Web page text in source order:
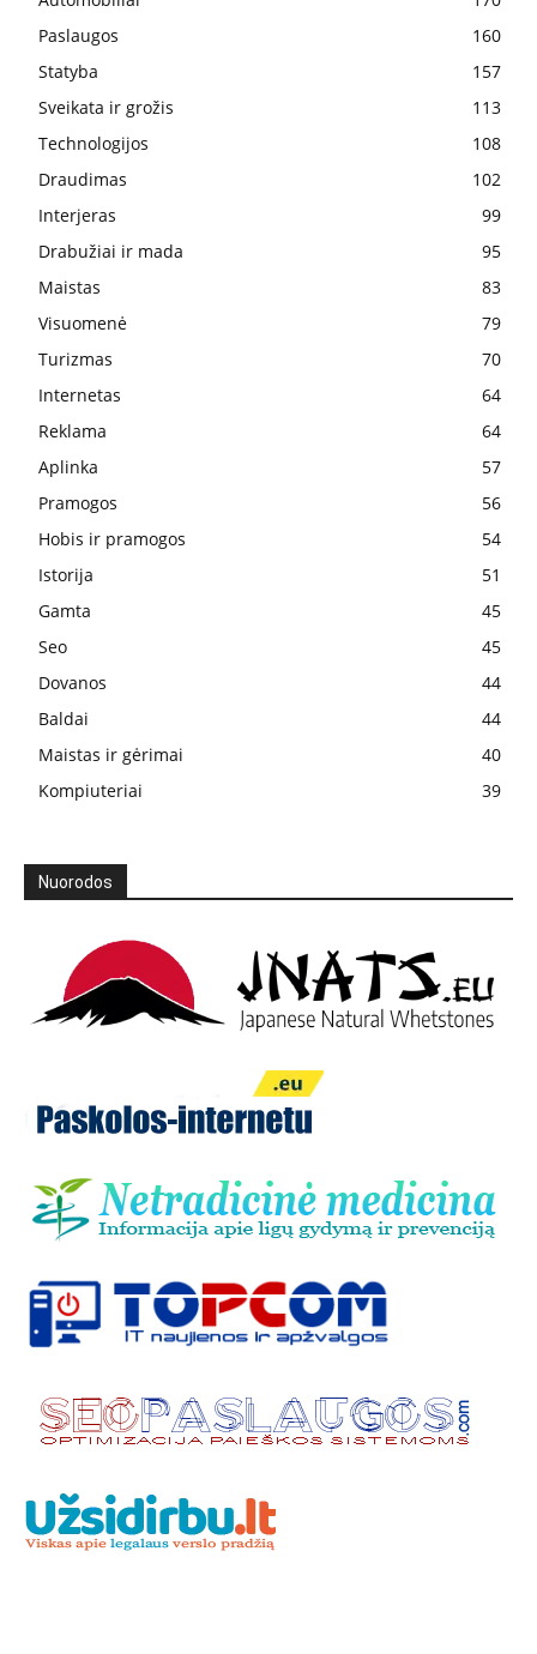
Paslaugos
160
Statyba
157
Sveikata ir grožis
113
Technologijos
108
Draudimas
102
Interjeras
99
Drabužiai ir mada
95
Maistas
83
Visuomenė
79
Turizmas
70
Internetas
64
Reklama
64
Aplinka
57
Pramogos
56
Hobis ir pramogos
54
Istorija
51
Gamta
45
Seo
45
Dovanos
44
Baldai
44
Maistas ir gėrimai
40
Kompiuteriai
39
Nuorodos